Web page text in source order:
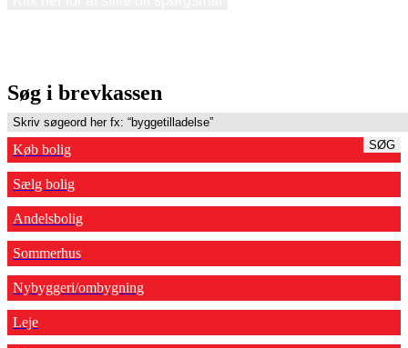
Søg i brevkassen
SØG
Køb bolig
Sælg bolig
Andelsbolig
Sommerhus
Nybyggeri/ombygning
Leje